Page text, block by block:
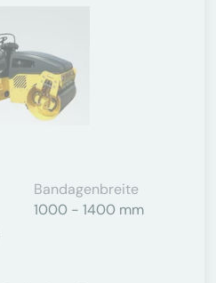
Bandagenbreite
1000 - 1400 mm